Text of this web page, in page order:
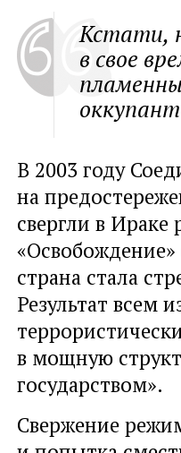
Кстати,
в свое
В 2003 году
на
свергли в
«Освобождение»
страна стала
Результат всем
в мощную
государством».
Свержение